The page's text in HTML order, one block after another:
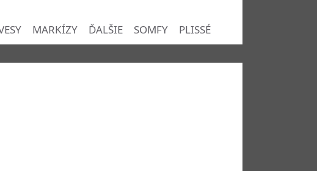
MARKÍZY ĎALŠIE SOMFY PLISSÉ